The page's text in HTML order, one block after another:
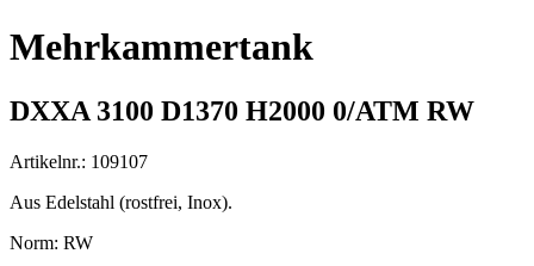
Mehrkammertank
DXXA 3100 D1370 H2000 0/ATM RW
Artikelnr.: 109107
Aus Edelstahl (rostfrei, Inox).
Norm: RW